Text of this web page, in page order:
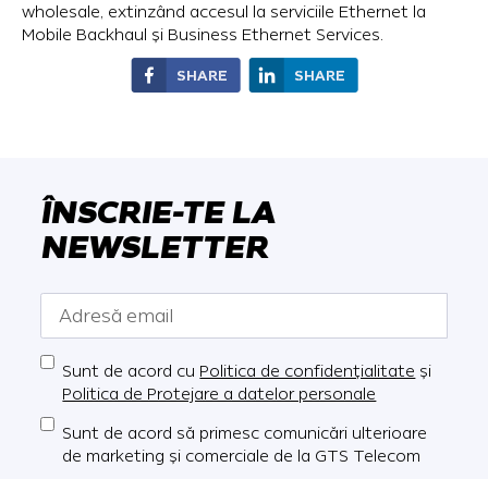
wholesale, extinzând accesul la serviciile Ethernet la
Mobile Backhaul și Business Ethernet Services.
SHARE SHARE
ÎNSCRIE-TE LA
NEWSLETTER
Sunt de acord cu Politica de confidențialitate și
Politica de Protejare a datelor personale
Sunt de acord să primesc comunicări ulterioare
de marketing și comerciale de la GTS Telecom